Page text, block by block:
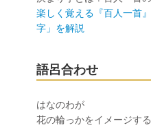
楽しく覚える『百人一首
字」を解説
語呂合わせ
はなのわが
花の輪っかをイメージす